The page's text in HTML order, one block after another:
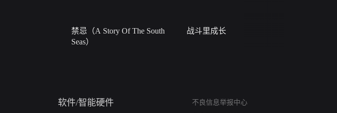
禁忌（A Story Of The South
Seas）
战斗里成长
软件/智能硬件
不良信息举报中心